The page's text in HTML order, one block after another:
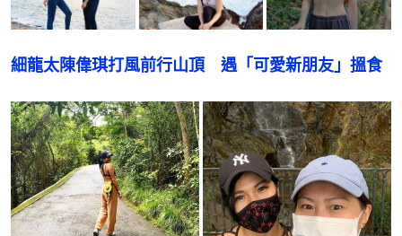
細龍太陳偉琪打風前行山頂　遇「可愛新朋友」搵食